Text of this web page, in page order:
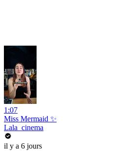
1:07
Miss Mermaid ✨
Lala_cinema
il y a 6 jours